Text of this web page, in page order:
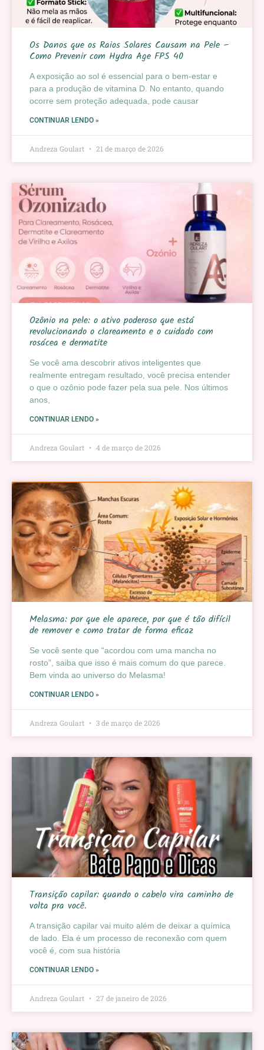
Os Danos que os Raios Solares Causam na Pele –
Como Prevenir com Hydra Age FPS 40
A exposição ao sol é essencial para o bem-estar e
para a produção de vitamina D. No entanto, quando
ocorre sem proteção adequada, pode causar
CONTINUAR LENDO »
Andreza Goulart 21 de março de 2026
Ozônio na pele: o ativo poderoso que está
revolucionando o clareamento e o cuidado com
rosácea e dermatite
Se você ama descobrir ativos inteligentes que
realmente entregam resultado, você precisa entender
o que o ozônio pode fazer pela sua pele. Nos últimos
anos,
CONTINUAR LENDO »
Andreza Goulart 4 de março de 2026
Melasma: por que ele aparece, por que é tão difícil
de remover e como tratar de forma eficaz
Se você sente que “acordou com uma mancha no
rosto”, saiba que isso é mais comum do que parece.
Bem vinda ao universo do Melasma!
CONTINUAR LENDO »
Andreza Goulart 3 de março de 2026
Transição capilar: quando o cabelo vira caminho de
volta pra você.
A transição capilar vai muito além de deixar a química
de lado. Ela é um processo de reconexão com quem
você é, com sua história
CONTINUAR LENDO »
Andreza Goulart 27 de janeiro de 2026